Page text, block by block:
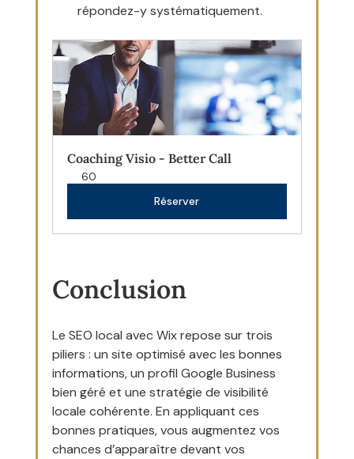
répondez-y systématiquement.
Coaching Visio - Better Call
60
Réserver
Conclusion
Le SEO local avec Wix repose sur trois
piliers : un site optimisé avec les bonnes
informations, un profil Google Business
bien géré et une stratégie de visibilité
locale cohérente. En appliquant ces
bonnes pratiques, vous augmentez vos
chances d’apparaître devant vos